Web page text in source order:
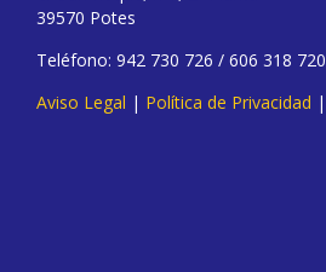
39570 Potes
Teléfono: 942 730 726 / 606 318 720
Aviso Legal | Política de Privacidad |